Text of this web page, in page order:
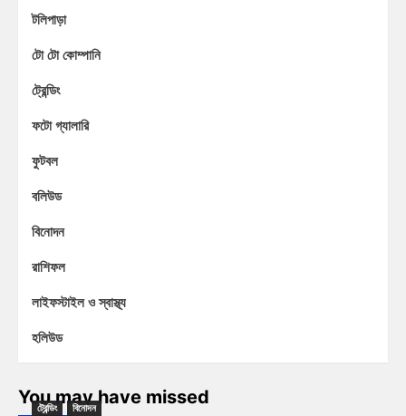
টলিপাড়া
টো টো কোম্পানি
ট্রেন্ডিং
ফটো গ্যালারি
ফুটবল
বলিউড
বিনোদন
রাশিফল
লাইফস্টাইল ও স্বাস্থ্য
হলিউড
You may have missed
ট্রেন্ডিং বিনোদন